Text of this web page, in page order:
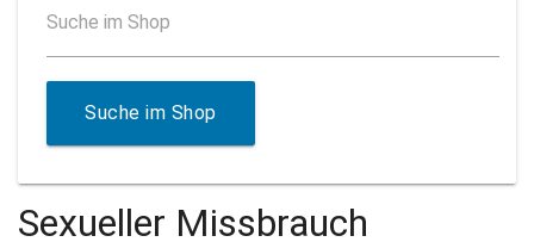
Suche im Shop
Suche im Shop
Sexueller Missbrauch